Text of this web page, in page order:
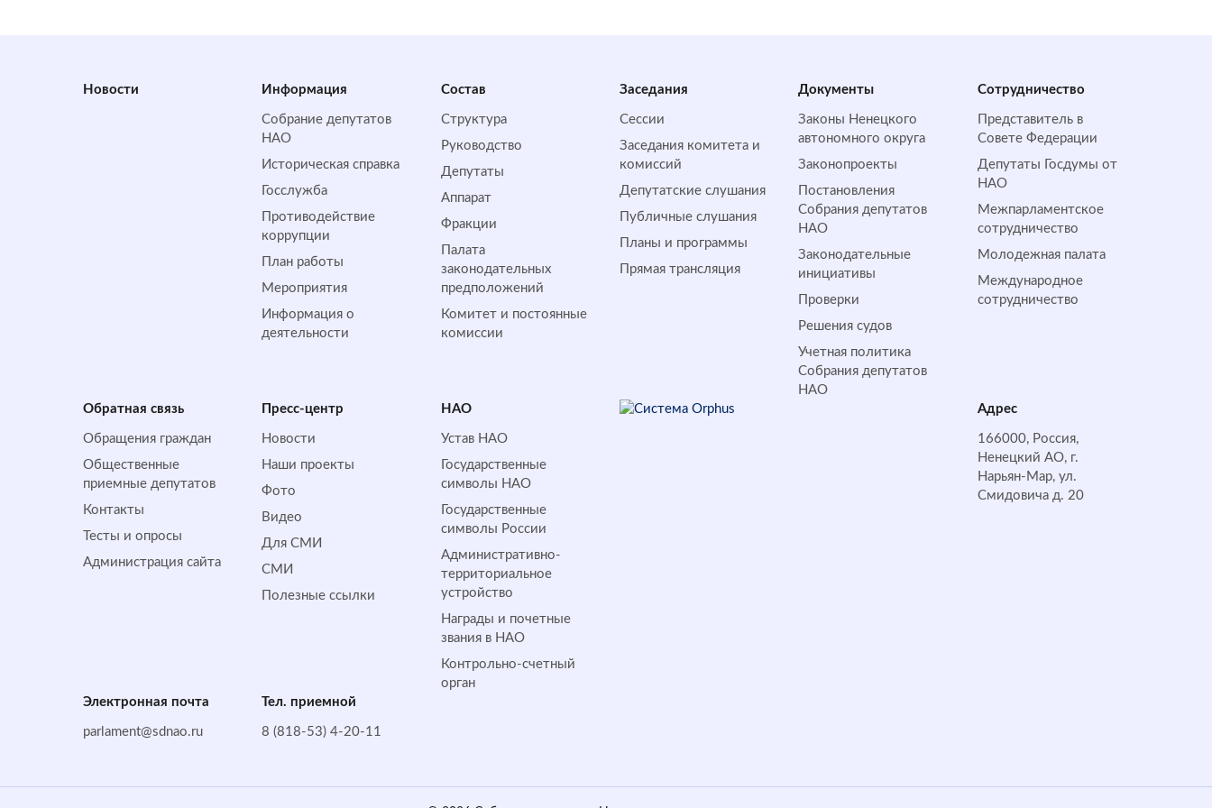
Новости Информация
Собрание депутатов
НАО
Историческая справка
Госслужба
Противодействие
коррупции
План работы
Мероприятия
Информация о
деятельности
Состав
Структура
Руководство
Депутаты
Аппарат
Фракции
Палата
законодательных
предположений
Комитет и постоянные
комиссии
Заседания
Сессии
Заседания комитета и
комиссий
Депутатские слушания
Публичные слушания
Планы и программы
Прямая трансляция
Документы
Законы Ненецкого
автономного округа
Законопроекты
Постановления
Собрания депутатов
НАО
Законодательные
инициативы
Проверки
Решения судов
Учетная политика
Собрания депутатов
НАО
Сотрудничество
Представитель в
Совете Федерации
Депутаты Госдумы от
НАО
Межпарламентское
сотрудничество
Молодежная палата
Международное
сотрудничество
Обратная cвязь
Обращения граждан
Общественные
приемные депутатов
Контакты
Тесты и опросы
Администрация сайта
Пресс-центр
Новости
Наши проекты
Фото
Видео
Для СМИ
СМИ
Полезные ссылки
НАО
Устав НАО
Государственные
символы НАО
Государственные
символы России
Административно-
территориальное
устройство
Награды и почетные
звания в НАО
Контрольно-счетный
орган
Адрес
166000, Россия,
Ненецкий АО, г.
Нарьян-Мар, ул.
Смидовича д. 20
Электронная почта
parlament@sdnao.ru
Тел. приемной
8 (818-53) 4-20-11